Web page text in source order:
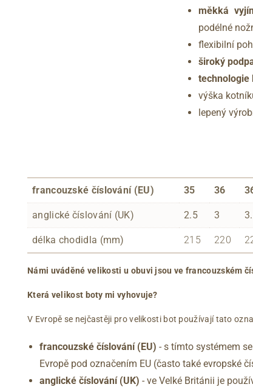
měkká
podélné
flexibilní
široký
technologie
výška
lepený
francouzské číslování (EU) 35 36
anglické číslování (UK) 2.5 3
délka chodidla (mm) 215 220
Námi uváděné velikosti u obuvi jsou ve francouzském
Která velikost boty mi vyhovuje?
V Evropě se nejčastěji pro velikosti bot používají tato
francouzské číslování (EU) - s tímto systémem
Evropě pod označením EU (často také evropské
anglické číslování (UK) - ve Velké Británii je